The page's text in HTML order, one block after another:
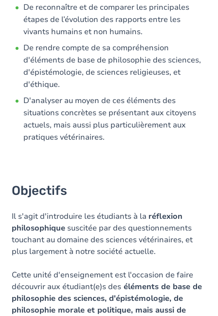
De reconnaître et de comparer les principales
étapes de l’évolution des rapports entre les
vivants humains et non humains.
De rendre compte de sa compréhension
d'éléments de base de philosophie des sciences,
d'épistémologie, de sciences religieuses, et
d'éthique.
D'analyser au moyen de ces éléments des
situations concrètes se présentant aux citoyens
actuels, mais aussi plus particulièrement aux
pratiques vétérinaires.
Objectifs
Il s'agit d'introduire les étudiants à la réflexion
philosophique suscitée par des questionnements
touchant au domaine des sciences vétérinaires, et
plus largement à notre société actuelle.
Cette unité d'enseignement est l'occasion de faire
découvrir aux étudiant(e)s des éléments de base de
philosophie des sciences, d'épistémologie, de
philosophie morale et politique, mais aussi de